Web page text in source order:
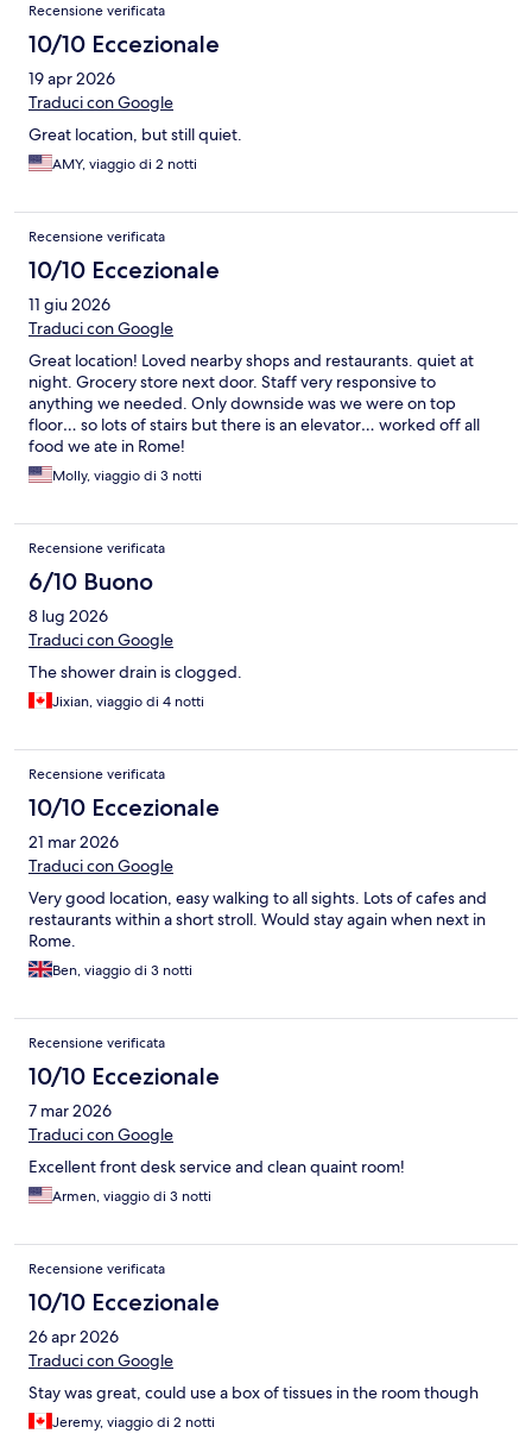
Recensione verificata
10/10 Eccezionale
19 apr 2026
Traduci con Google
Great location, but still quiet.
AMY, viaggio di 2 notti
Recensione verificata
10/10 Eccezionale
11 giu 2026
Traduci con Google
Great location! Loved nearby shops and restaurants. quiet at
night. Grocery store next door. Staff very responsive to
anything we needed. Only downside was we were on top
floor… so lots of stairs but there is an elevator… worked off all
food we ate in Rome!
Molly, viaggio di 3 notti
Recensione verificata
6/10 Buono
8 lug 2026
Traduci con Google
The shower drain is clogged.
Jixian, viaggio di 4 notti
Recensione verificata
10/10 Eccezionale
21 mar 2026
Traduci con Google
Very good location, easy walking to all sights. Lots of cafes and
restaurants within a short stroll. Would stay again when next in
Rome.
Ben, viaggio di 3 notti
Recensione verificata
10/10 Eccezionale
7 mar 2026
Traduci con Google
Excellent front desk service and clean quaint room!
Armen, viaggio di 3 notti
Recensione verificata
10/10 Eccezionale
26 apr 2026
Traduci con Google
Stay was great, could use a box of tissues in the room though
Jeremy, viaggio di 2 notti